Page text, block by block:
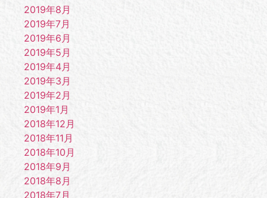
2019年8月
2019年7月
2019年6月
2019年5月
2019年4月
2019年3月
2019年2月
2019年1月
2018年12月
2018年11月
2018年10月
2018年9月
2018年8月
2018年7月